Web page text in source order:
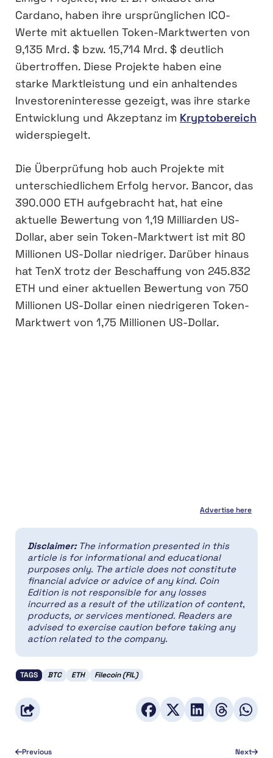
Cardano, haben ihre ursprünglichen ICO-
Werte mit aktuellen Token-Marktwerten von
9,135 Mrd. $ bzw. 15,714 Mrd. $ deutlich
übertroffen. Diese Projekte haben eine
starke Marktleistung und ein anhaltendes
Investoreninteresse gezeigt, was ihre starke
Entwicklung und Akzeptanz im Kryptobereich
widerspiegelt.
Die Überprüfung hob auch Projekte mit
unterschiedlichem Erfolg hervor. Bancor, das
390.000 ETH aufgebracht hat, hat eine
aktuelle Bewertung von 1,19 Milliarden US-
Dollar, aber sein Token-Marktwert ist mit 80
Millionen US-Dollar niedriger. Darüber hinaus
hat TenX trotz der Beschaffung von 245.832
ETH und einer aktuellen Bewertung von 750
Millionen US-Dollar einen niedrigeren Token-
Marktwert von 1,75 Millionen US-Dollar.
Advertise here
Disclaimer: The information presented in this
article is for informational and educational
purposes only. The article does not constitute
financial advice or advice of any kind. Coin
Edition is not responsible for any losses
incurred as a result of the utilization of content,
products, or services mentioned. Readers are
advised to exercise caution before taking any
action related to the company.
TAGS BTC ETH Filecoin (FIL)
Previous Next